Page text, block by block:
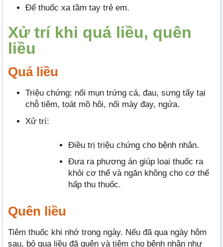
Để thuốc xa tầm tay trẻ em.
Xử trí khi quá liều, quên
liều
Quá liều
Triệu chứng: nổi mụn trứng cá, đau, sưng tấy tại
chỗ tiêm, toát mồ hôi, nổi mày đay, ngứa.
Xử trí:
Điều trị triệu chứng cho bệnh nhân.
Đưa ra phương án giúp loại thuốc ra
khỏi cơ thể và ngăn không cho cơ thể
hấp thu thuốc.
Quên liều
Tiêm thuốc khi nhớ trong ngày. Nếu đã qua ngày hôm
sau, bỏ qua liều đã quên và tiêm cho bệnh nhân như